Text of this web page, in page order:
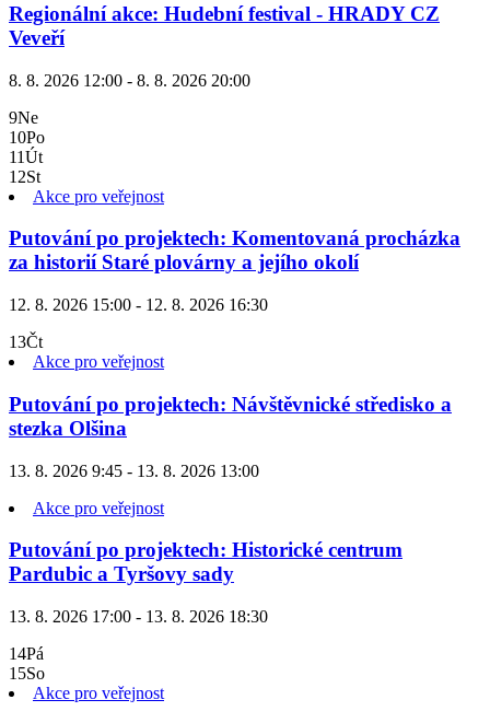
Regionální akce: Hudební festival - HRADY CZ
Veveří
8. 8. 2026 12:00 - 8. 8. 2026 20:00
9Ne
10Po
11Út
12St
Akce pro veřejnost
Putování po projektech: Komentovaná procházka
za historií Staré plovárny a jejího okolí
12. 8. 2026 15:00 - 12. 8. 2026 16:30
13Čt
Akce pro veřejnost
Putování po projektech: Návštěvnické středisko a
stezka Olšina
13. 8. 2026 9:45 - 13. 8. 2026 13:00
Akce pro veřejnost
Putování po projektech: Historické centrum
Pardubic a Tyršovy sady
13. 8. 2026 17:00 - 13. 8. 2026 18:30
14Pá
15So
Akce pro veřejnost